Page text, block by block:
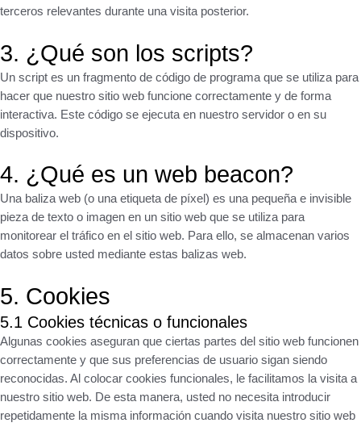
terceros relevantes durante una visita posterior.
3. ¿Qué son los scripts?
Un script es un fragmento de código de programa que se utiliza para
hacer que nuestro sitio web funcione correctamente y de forma
interactiva. Este código se ejecuta en nuestro servidor o en su
dispositivo.
4. ¿Qué es un web beacon?
Una baliza web (o una etiqueta de píxel) es una pequeña e invisible
pieza de texto o imagen en un sitio web que se utiliza para
monitorear el tráfico en el sitio web. Para ello, se almacenan varios
datos sobre usted mediante estas balizas web.
5. Cookies
5.1 Cookies técnicas o funcionales
Algunas cookies aseguran que ciertas partes del sitio web funcionen
correctamente y que sus preferencias de usuario sigan siendo
reconocidas. Al colocar cookies funcionales, le facilitamos la visita a
nuestro sitio web. De esta manera, usted no necesita introducir
repetidamente la misma información cuando visita nuestro sitio web